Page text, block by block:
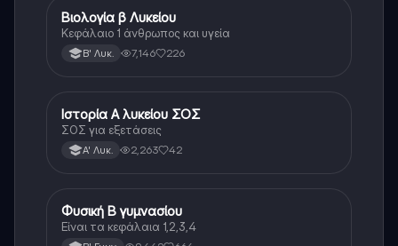
Βιολογία
Βιολογία β Λυκείου
Κεφάλαιο 1 άνθρωπος και υγεία
Β' Λυκ. 7,146 226
Ιστορία
Ιστορία Α λυκείου ΣΟΣ
ΣΟΣ για εξετάσεις
Α' Λυκ. 2,263 42
Φυσική
Φυσική Β γυμνασίου
Είναι τα κεφάλαια 1,2,3,4